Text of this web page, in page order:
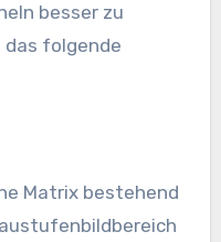
besser zu
das folgende
Matrix bestehend